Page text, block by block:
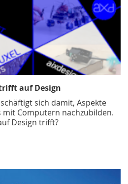
auf Design
sich damit, Aspekte
mit Computern nachzubilden.
Design trifft?